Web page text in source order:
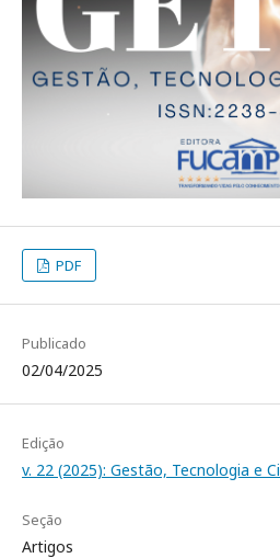
PDF
Publicado
02/04/2025
Edição
v. 22 (2025): Gestão, Tecnologia e
Seção
Artigos